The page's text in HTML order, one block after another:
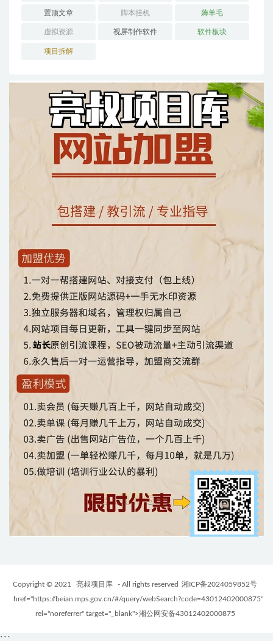
置顶文章 脚本挂机 薅羊毛
虚拟资源 视屏制作软件 软件板块
项目拆解
Copyright © 2021 亮叔项目库 - All rights reserved 湘ICP备2024059852号
href="https://beian.mps.gov.cn/#/query/webSearch?code=43012402000875"
rel="noreferrer" target="_blank">湘公网安备43012402000875